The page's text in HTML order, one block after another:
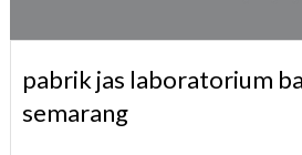
pabrik jas laboratorium
semarang